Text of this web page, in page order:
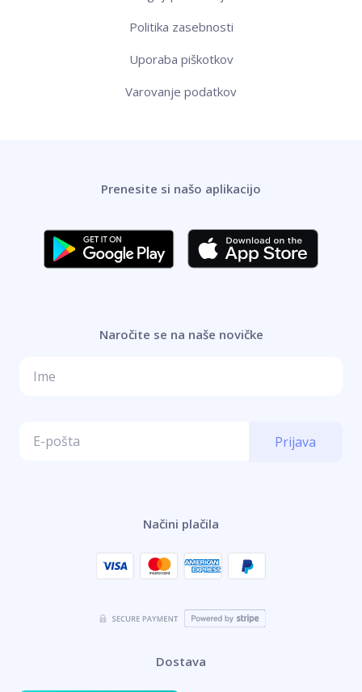
Politika zasebnosti
Uporaba piškotkov
Varovanje podatkov
Prenesite si našo aplikacijo
Naročite se na naše novičke
Prijava
Načini plačila
Dostava